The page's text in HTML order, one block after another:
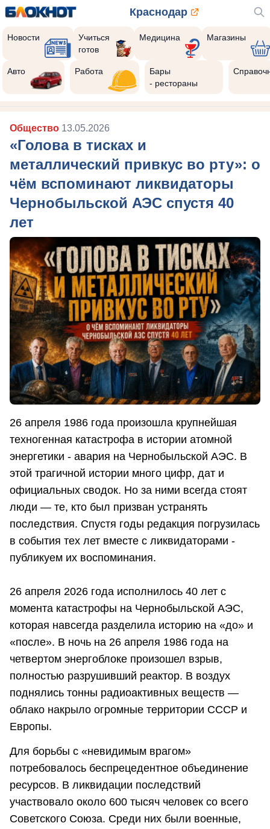
Краснодар
Новости
Учиться
готов
Медицина Магазины
Авто Работа
Бары
- рестораны
Общество 13.05.2026
«Голова в тисках и
металлический привкус во рту»: о
чём вспоминают ликвидаторы
Чернобыльской АЭС спустя 40
лет
26 апреля 1986 года произошла крупнейшая
техногенная катастрофа в истории атомной
энергетики - авария на Чернобыльской АЭС. В
этой трагичной истории много цифр, дат и
официальных сводок. Но за ними всегда стоят
люди — те, кто был призван устранять
последствия. Спустя годы редакция погрузилась
в события тех лет вместе с ликвидаторами -
публикуем их воспоминания.
26 апреля 2026 года исполнилось 40 лет с
момента катастрофы на Чернобыльской АЭС,
которая навсегда разделила историю на «до» и
«после». В ночь на 26 апреля 1986 года на
четвертом энергоблоке произошел взрыв,
полностью разрушивший реактор. В воздух
поднялись тонны радиоактивных веществ —
облако накрыло огромные территории СССР и
Европы.
Для борьбы с «невидимым врагом»
потребовалось беспрецедентное объединение
ресурсов. В ликвидации последствий
участвовало около 600 тысяч человек со всего
Советского Союза. Среди них были военные,
Реклама закроется через: